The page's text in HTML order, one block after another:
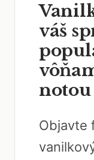
váš
notou
Objavte